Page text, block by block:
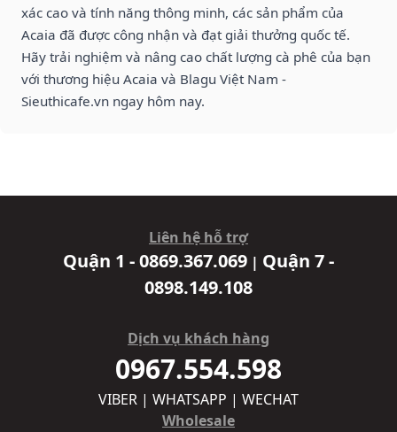
xác cao và tính năng thông minh, các sản phẩm của
Acaia đã được công nhận và đạt giải thưởng quốc tế.
Hãy trải nghiệm và nâng cao chất lượng cà phê của bạn
với thương hiệu Acaia và Blagu Việt Nam -
Sieuthicafe.vn ngay hôm nay.
Liên hệ hỗ trợ
Quận 1 - 0869.367.069 | Quận 7 -
0898.149.108
Dịch vụ khách hàng
0967.554.598
VIBER | WHATSAPP | WECHAT
Wholesale